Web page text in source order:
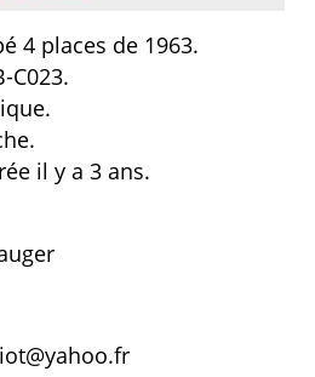
4 places de 1963.
C023.
il y a 3 ans.